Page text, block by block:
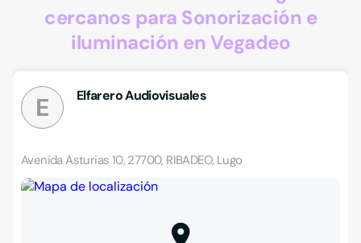
cercanos para Sonorización e
iluminación en Vegadeo
E Elfarero Audiovisuales
Avenida Asturias 10, 27700, RIBADEO, Lugo